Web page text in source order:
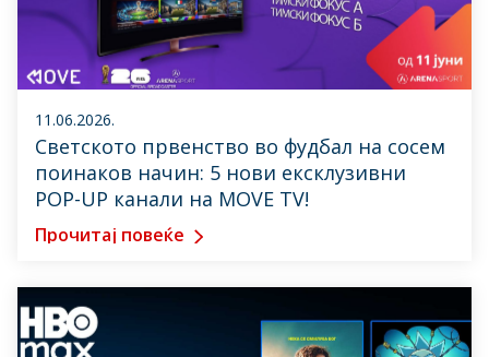
11.06.2026.
Светското првенство во фудбал на сосем
поинаков начин: 5 нови ексклузивни
POP-UP канали на MOVE TV!
Прочитај повеќе